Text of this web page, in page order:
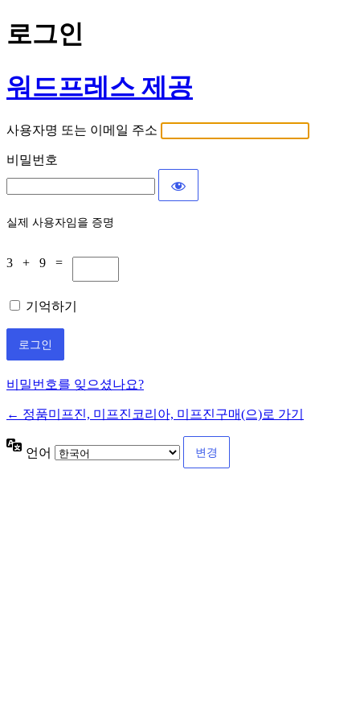
로그인
워드프레스 제공
사용자명 또는 이메일 주소
비밀번호
실제 사용자임을 증명
3 + 9 =
기억하기
비밀번호를 잊으셨나요?
← 정품미프진, 미프진코리아, 미프진구매(으)로 가기
언어